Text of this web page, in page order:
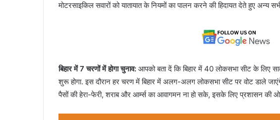
मोटरसाइकिल सवारों को यातायात के नियमों का पालन करने की हिदायत देते हुए अन्य
बिहार में 7 चरणों में होगा चुनाव: आपको बता दें कि बिहार में 40 लोकसभा सीट के लिए
शुरू होगा. इस दौरान हर चरण में बिहार में अलग-अलग लोकसभा सीट पर वोट डाले
पैसों की हेरा-फेरी, शराब और आर्म्स का आवागमन ना हो सके, इसके लिए प्रशासन की